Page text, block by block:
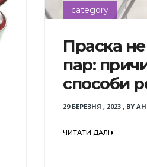
category
Праска
пар:
способи
29 БЕРЕЗНЯ , 2023, BY
ЧИТАТИ ДАЛІ